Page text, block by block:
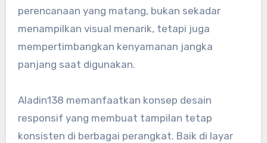
perencanaan yang matang, bukan sekadar
menampilkan visual menarik, tetapi juga
mempertimbangkan kenyamanan jangka
panjang saat digunakan.
Aladin138 memanfaatkan konsep desain
responsif yang membuat tampilan tetap
konsisten di berbagai perangkat. Baik di layar